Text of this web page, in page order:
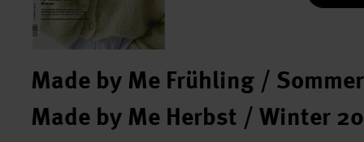
Made by Me Frühling /
Made by Me Herbst / Winter